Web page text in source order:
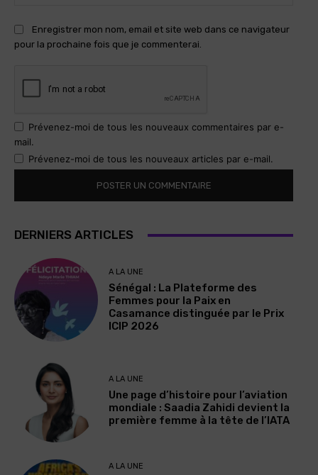
Enregistrer mon nom, email et site web dans ce navigateur
pour la prochaine fois que je commenterai.
Prévenez-moi de tous les nouveaux commentaires par e-
mail.
Prévenez-moi de tous les nouveaux articles par e-mail.
DERNIERS ARTICLES
A LA UNE
Sénégal : La Plateforme des
Femmes pour la Paix en
Casamance distinguée par le Prix
ICIP 2026
A LA UNE
Une page d’histoire pour l’aviation
mondiale : Saadia Zahidi devient la
première femme à la tête de l’IATA
A LA UNE